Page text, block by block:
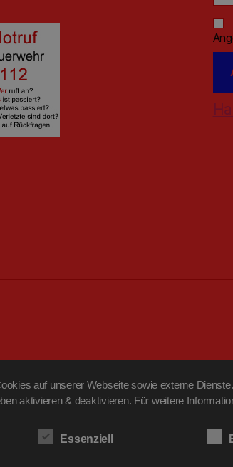
auf unserer Webseite sowie externe
aktivieren & deaktivieren. Für weitere
Essenziell